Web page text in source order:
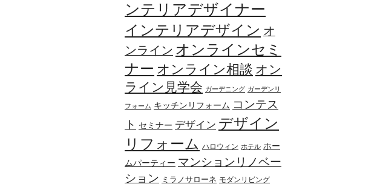
ンテリアデザイナー
インテリアデザイン オ
ンライン オンラインセミ
ナー オンライン相談 オン
ライン見学会 ガーデニング ガーデンリ
フォーム キッチンリフォーム コンテス
ト セミナー デザイン デザイン
リフォーム ハロウィン ホテル ホー
ムパーティー マンションリノベー
ション ミラノサローネ モダンリビング